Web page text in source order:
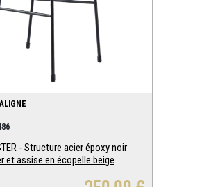
- Structure acier époxy noir
et assise en écopelle beige